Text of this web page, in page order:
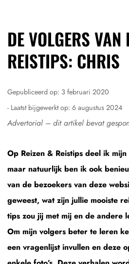
DE VOLGERS VAN
REISTIPS: CHRIS
Gepubliceerd op: 3 februari 2020
- Laatst bijgewerkt op: 6 augustus 2024
Advertorial – dit artikel bevat
Op Reizen & Reistips deel ik
maar natuurlijk ben ik ook
van de bezoekers van deze
geweest, wat zijn jullie mooiste
tips zou jij met mij en de andere
Om mijn volgers beter te leren
een vragenlijst invullen en deze